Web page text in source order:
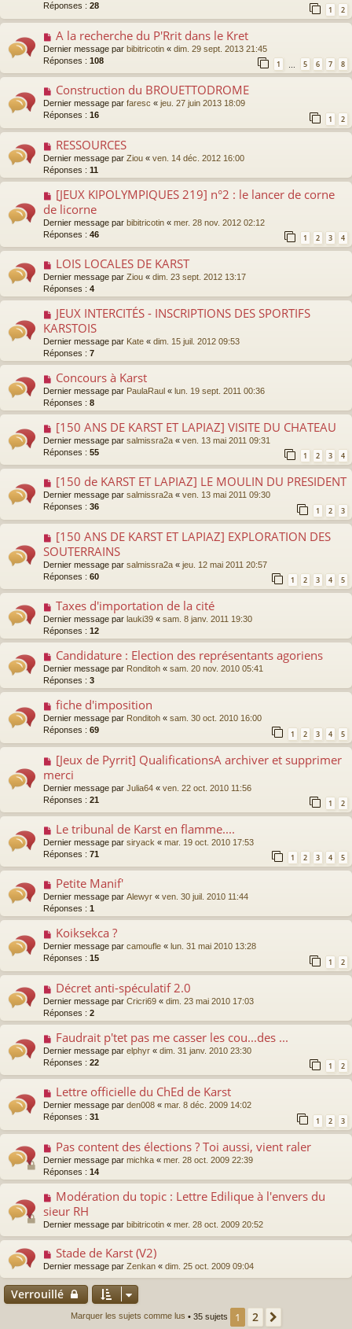
Réponses : 28 1 2
A la recherche du P'Rrit dans le Kret
Dernier message par bibitricotin « dim. 29 sept. 2013 21:45
Réponses : 108 1 … 5 6 7 8
Construction du BROUETTODROME
Dernier message par faresc « jeu. 27 juin 2013 18:09
Réponses : 16 1 2
RESSOURCES
Dernier message par Ziou « ven. 14 déc. 2012 16:00
Réponses : 11
[JEUX KIPOLYMPIQUES 219] n°2 : le lancer de corne
de licorne
Dernier message par bibitricotin « mer. 28 nov. 2012 02:12
Réponses : 46 1 2 3 4
LOIS LOCALES DE KARST
Dernier message par Ziou « dim. 23 sept. 2012 13:17
Réponses : 4
JEUX INTERCITÉS - INSCRIPTIONS DES SPORTIFS
KARSTOIS
Dernier message par Kate « dim. 15 juil. 2012 09:53
Réponses : 7
Concours à Karst
Dernier message par PaulaRaul « lun. 19 sept. 2011 00:36
Réponses : 8
[150 ANS DE KARST ET LAPIAZ] VISITE DU CHATEAU
Dernier message par salmissra2a « ven. 13 mai 2011 09:31
Réponses : 55 1 2 3 4
[150 de KARST ET LAPIAZ] LE MOULIN DU PRESIDENT
Dernier message par salmissra2a « ven. 13 mai 2011 09:30
Réponses : 36 1 2 3
[150 ANS DE KARST ET LAPIAZ] EXPLORATION DES
SOUTERRAINS
Dernier message par salmissra2a « jeu. 12 mai 2011 20:57
Réponses : 60 1 2 3 4 5
Taxes d'importation de la cité
Dernier message par lauki39 « sam. 8 janv. 2011 19:30
Réponses : 12
Candidature : Election des représentants agoriens
Dernier message par Ronditoh « sam. 20 nov. 2010 05:41
Réponses : 3
fiche d'imposition
Dernier message par Ronditoh « sam. 30 oct. 2010 16:00
Réponses : 69 1 2 3 4 5
[Jeux de Pyrrit] QualificationsA archiver et supprimer
merci
Dernier message par Julia64 « ven. 22 oct. 2010 11:56
Réponses : 21 1 2
Le tribunal de Karst en flamme....
Dernier message par siryack « mar. 19 oct. 2010 17:53
Réponses : 71 1 2 3 4 5
Petite Manif'
Dernier message par Alewyr « ven. 30 juil. 2010 11:44
Réponses : 1
Koiksekca ?
Dernier message par camoufle « lun. 31 mai 2010 13:28
Réponses : 15 1 2
Décret anti-spéculatif 2.0
Dernier message par Cricri69 « dim. 23 mai 2010 17:03
Réponses : 2
Faudrait p'tet pas me casser les cou...des ...
Dernier message par elphyr « dim. 31 janv. 2010 23:30
Réponses : 22 1 2
Lettre officielle du ChEd de Karst
Dernier message par den008 « mar. 8 déc. 2009 14:02
Réponses : 31 1 2 3
Pas content des élections ? Toi aussi, vient raler
Dernier message par michka « mer. 28 oct. 2009 22:39
Réponses : 14
Modération du topic : Lettre Edilique à l'envers du
sieur RH
Dernier message par bibitricotin « mer. 28 oct. 2009 20:52
Stade de Karst (V2)
Dernier message par Zenkan « dim. 25 oct. 2009 09:04
Verrouillé
Marquer les sujets comme lus • 35 sujets 1 2